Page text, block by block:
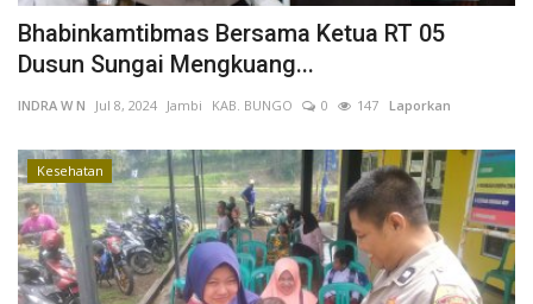
Bhabinkamtibmas Bersama Ketua RT 05
Dusun Sungai Mengkuang...
INDRA W N Jul 8, 2024 Jambi KAB. BUNGO 0 147 Laporkan
Kesehatan